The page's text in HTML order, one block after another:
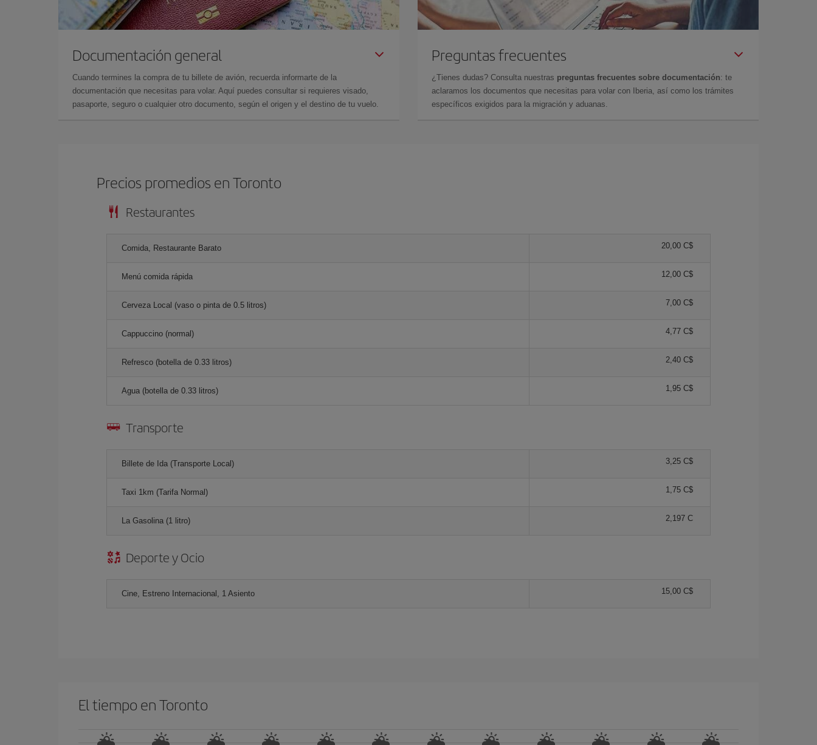
Documentación general
Cuando termines la compra de tu billete de avión, recuerda informarte de la
documentación que necesitas para volar. Aquí puedes consultar si requieres visado,
pasaporte, seguro o cualquier otro documento, según el origen y el destino de tu vuelo.
Preguntas frecuentes
¿Tienes dudas? Consulta nuestras preguntas frecuentes sobre documentación: te
aclaramos los documentos que necesitas para volar con Iberia, así como los trámites
específicos exigidos para la migración y aduanas.
Precios promedios en Toronto
Restaurantes
Comida, Restaurante Barato 20,00 C$
Menú comida rápida 12,00 C$
Cerveza Local (vaso o pinta de 0.5 litros) 7,00 C$
Cappuccino (normal) 4,77 C$
Refresco (botella de 0.33 litros) 2,40 C$
Agua (botella de 0.33 litros) 1,95 C$
Transporte
Billete de Ida (Transporte Local) 3,25 C$
Taxi 1km (Tarifa Normal) 1,75 C$
La Gasolina (1 litro) 2,197 C
Deporte y Ocio
Cine, Estreno Internacional, 1 Asiento 15,00 C$
El tiempo en Toronto